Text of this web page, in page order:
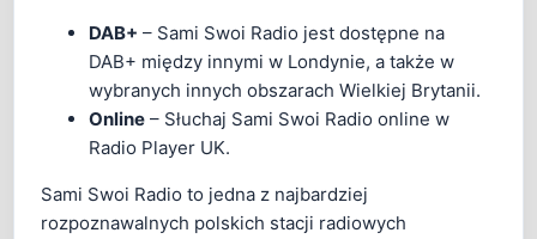
DAB+ – Sami Swoi Radio jest dostępne na
DAB+ między innymi w Londynie, a także w
wybranych innych obszarach Wielkiej Brytanii.
Online – Słuchaj Sami Swoi Radio online w
Radio Player UK.
Sami Swoi Radio to jedna z najbardziej
rozpoznawalnych polskich stacji radiowych